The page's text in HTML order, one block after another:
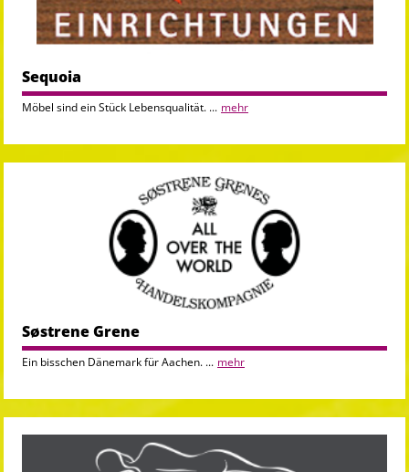
Sequoia
Möbel sind ein Stück Lebensqualität. ... mehr
Søstrene Grene
Ein bisschen Dänemark für Aachen. ... mehr